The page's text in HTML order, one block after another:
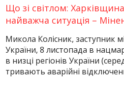
Що зі світлом:
найважча ситуація –
Микола Колісник, заступник
України, 8 листопада в
в низці регіонів України
тривають аварійні